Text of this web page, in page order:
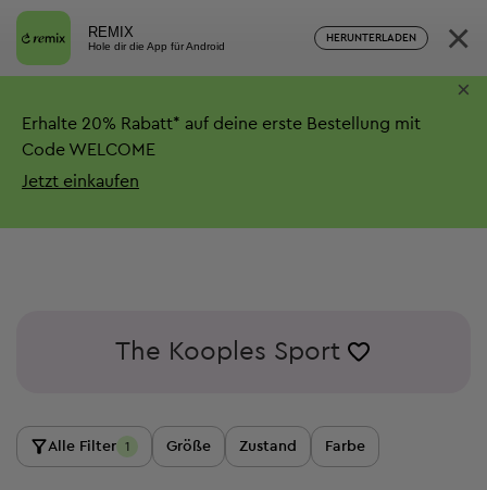
REMIX
Hole dir die App für Android
HERUNTERLADEN ×
Erhalte 20% Rabatt* auf deine erste Bestellung mit
Code WELCOME
Jetzt einkaufen
×
The Kooples Sport
Alle Filter 1 Größe Zustand Farbe